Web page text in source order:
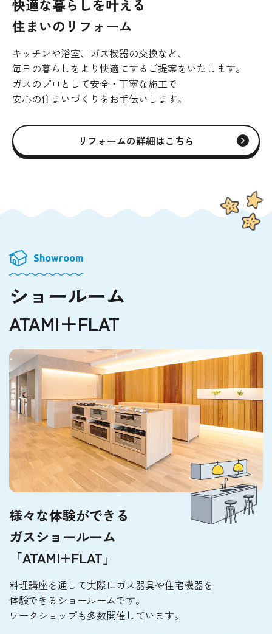
快適な暮らしを叶える
住まいのリフォーム
キッチンや浴室、ガス機器の交換など、
毎日の暮らしをより快適にするご提案をいたします。
ガスのプロとして安全・丁寧な施工で
安心の住まいづくりをお手伝いします。
リフォームの詳細はこちら
Showroom
ショールーム
ATAMI＋FLAT
様々な体験ができる
ガスショールーム
「ATAMI+FLAT」
料理講座を通して実際にガス器具や住宅機器を
体験できるショールームです。
ワークショップも多数開催しています。